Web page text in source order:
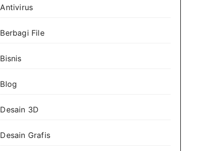
Antivirus
Berbagi File
Bisnis
Blog
Desain 3D
Desain Grafis